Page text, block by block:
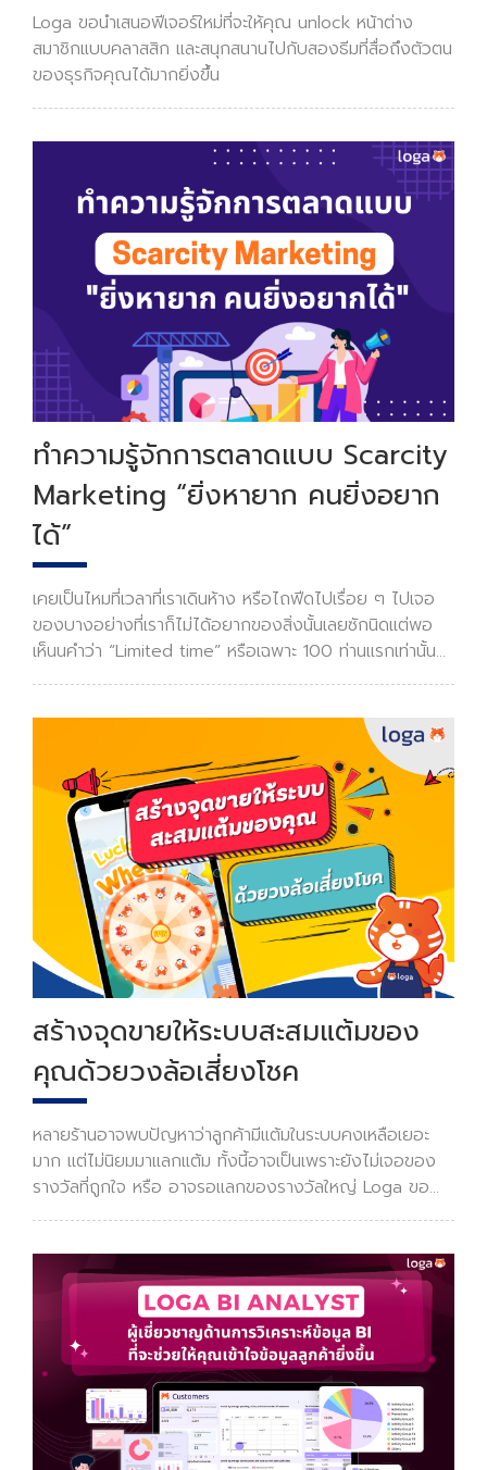
Loga ขอนำเสนอฟีเจอร์ใหม่ที่จะให้คุณ unlock หน้าต่าง
สมาชิกแบบคลาสสิก และสนุกสนานไปกับสองธีมที่สื่อถึงตัวตน
ของธุรกิจคุณได้มากยิ่งขึ้น
ทำความรู้จักการตลาดแบบ Scarcity
Marketing “ยิ่งหายาก คนยิ่งอยาก
ได้”
เคยเป็นไหมที่เวลาที่เราเดินห้าง หรือไถฟีดไปเรื่อย ๆ ไปเจอ
ของบางอย่างที่เราก็ไม่ได้อยากของสิ่งนั้นเลยซักนิดแต่พอ
เห็นนคำว่า “Limited time” หรือเฉพาะ 100 ท่านแรกเท่านั้น
เรากลับรู้สึกว่า เอ๊ะหรือของสิ่งนั้นมันต้องมีนะ ? เราเรียการ
สร้างจุดขายให้ระบบสะสมแต้มของ
คุณด้วยวงล้อเสี่ยงโชค
หลายร้านอาจพบปัญหาว่าลูกค้ามีแต้มในระบบคงเหลือเยอะ
มาก แต่ไม่นิยมมาแลกแต้ม ทั้งนี้อาจเป็นเพราะยังไม่เจอของ
รางวัลที่ถูกใจ หรือ อาจรอแลกของรางวัลใหญ่ Loga ขอ
แนะนำฟีเจอร์ใหม่ วงล้อเสี่ยงโชค ที่มาช่วยเพิ่มอัตราการใช้